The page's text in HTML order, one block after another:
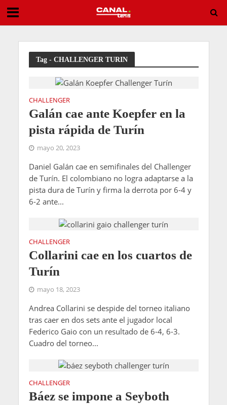
Golpe en casa: Leylah Fernández borra a Andreeva de su camino
Tag - CHALLENGER TURIN
CHALLENGER
Galán cae ante Koepfer en la
pista rápida de Turín
mayo 20, 2023
Daniel Galán cae en semifinales del Challenger
de Turín. El colombiano no logra adaptarse a la
pista dura de Turín y firma la derrota por 6-4 y
6-2 ante...
CHALLENGER
Collarini cae en los cuartos de
Turín
mayo 18, 2023
Andrea Collarini se despide del torneo italiano
tras caer en dos sets ante el jugador local
Federico Gaio con un resultado de 6-4, 6-3.
Cuadro del torneo...
CHALLENGER
Báez se impone a Seyboth